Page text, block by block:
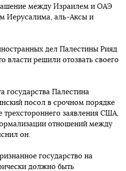
между Израилем и ОАЭ
Иерусалима, аль-Аксы и
дел Палестины Рияд
власти решили отозвать своего
государства Палестина
посол в срочном порядке
трехстороннего заявления США,
отношений между
он.
государство на
должно быть